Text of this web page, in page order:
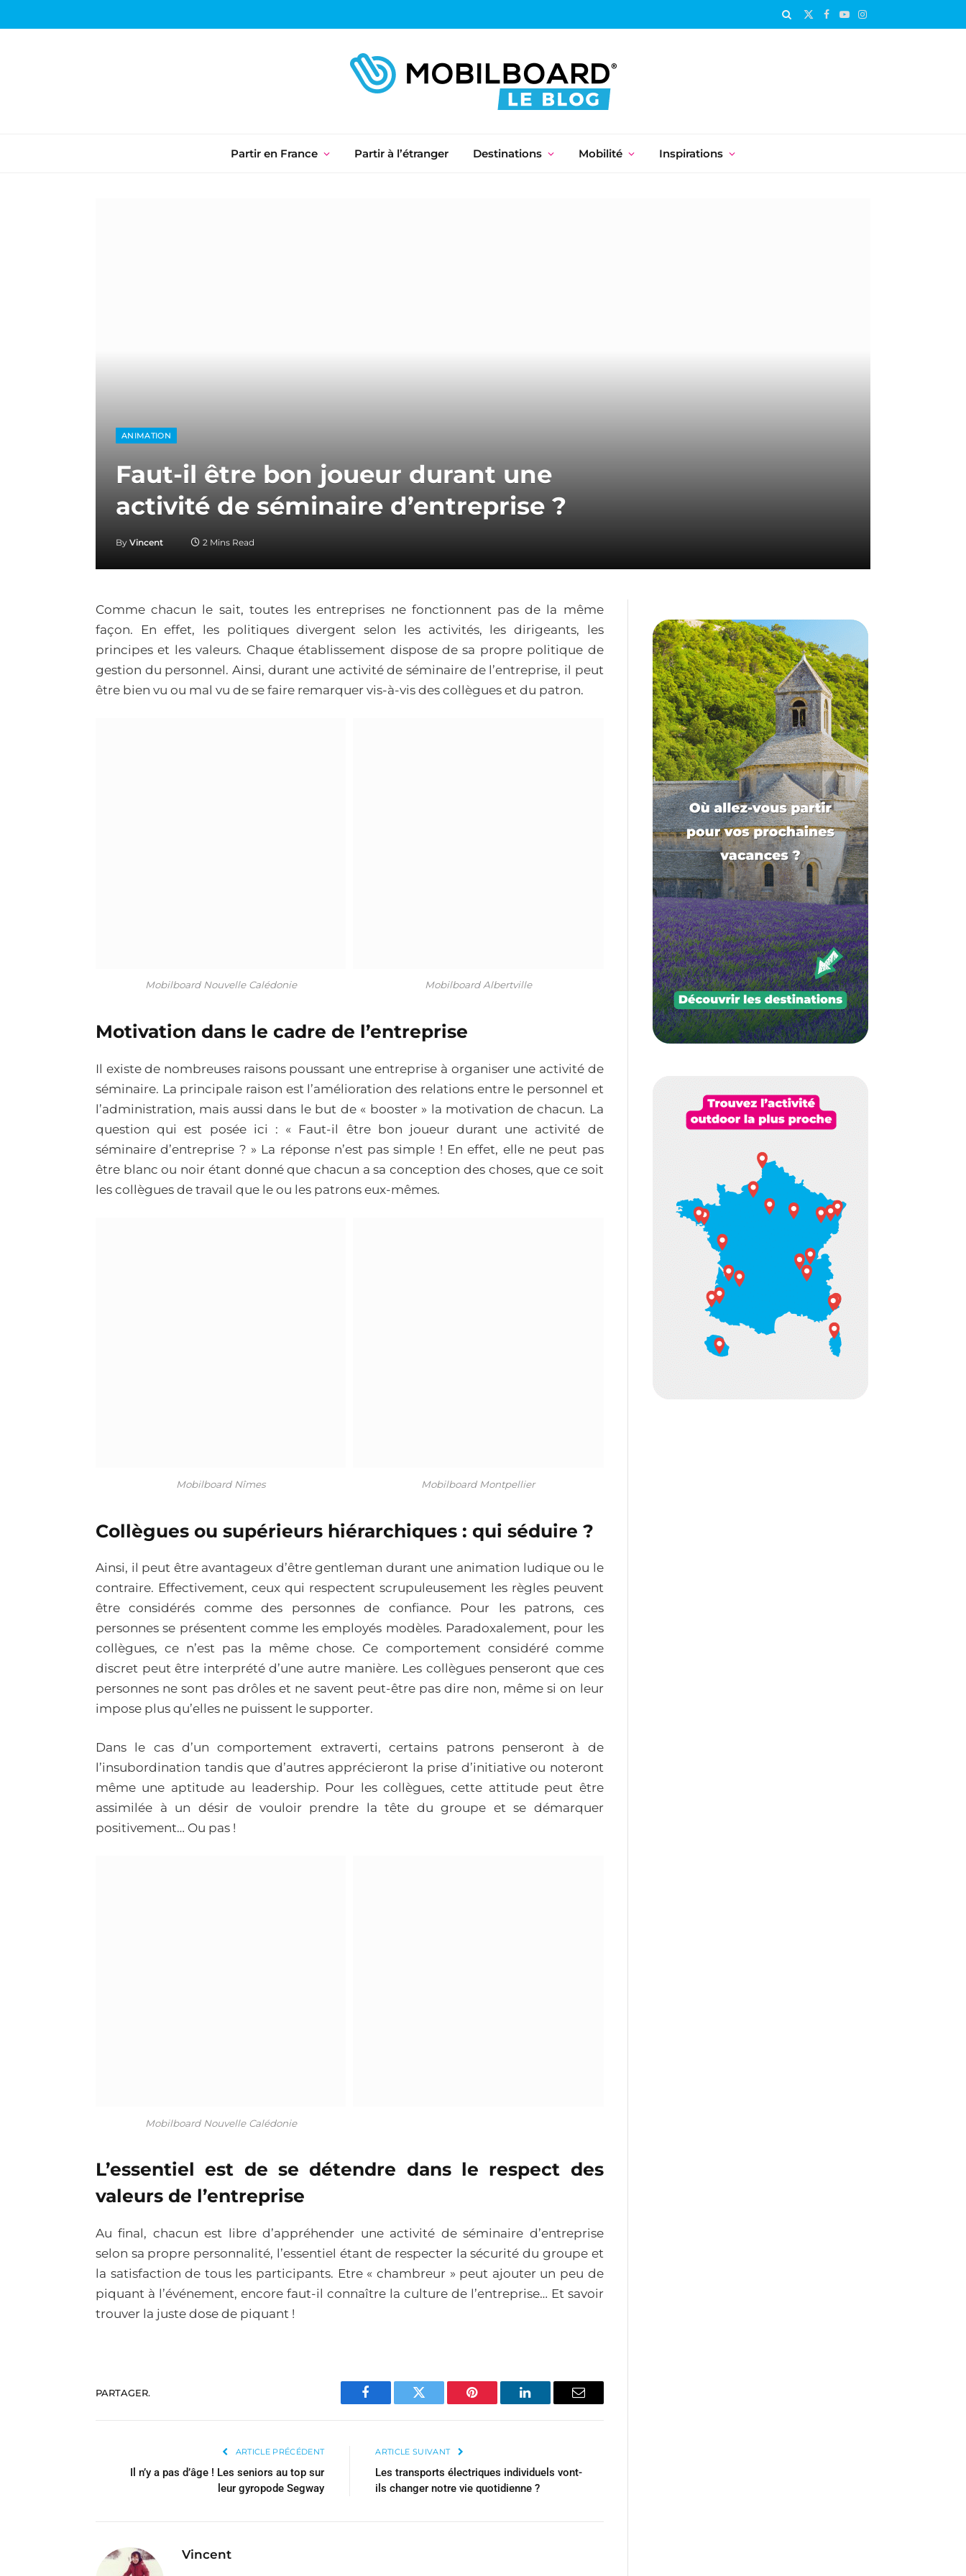
X
Facebook
YouTubeInstagram
Partir en France Partir à l’étranger Destinations Mobilité Inspirations
ANIMATION
Faut-il être bon joueur durant une
activité de séminaire d’entreprise ?
By Vincent 2 Mins Read
Comme chacun le sait, toutes les entreprises ne fonctionnent pas de la même
façon. En effet, les politiques divergent selon les activités, les dirigeants, les
principes et les valeurs. Chaque établissement dispose de sa propre politique de
gestion du personnel. Ainsi, durant une activité de séminaire de l’entreprise, il peut
être bien vu ou mal vu de se faire remarquer vis-à-vis des collègues et du patron.
Mobilboard Nouvelle Calédonie Mobilboard Albertville
Motivation dans le cadre de l’entreprise
Il existe de nombreuses raisons poussant une entreprise à organiser une activité de
séminaire. La principale raison est l’amélioration des relations entre le personnel et
l’administration, mais aussi dans le but de « booster » la motivation de chacun. La
question qui est posée ici : « Faut-il être bon joueur durant une activité de
séminaire d’entreprise ? » La réponse n’est pas simple ! En effet, elle ne peut pas
être blanc ou noir étant donné que chacun a sa conception des choses, que ce soit
les collègues de travail que le ou les patrons eux-mêmes.
Mobilboard Nîmes Mobilboard Montpellier
Collègues ou supérieurs hiérarchiques : qui séduire ?
Ainsi, il peut être avantageux d’être gentleman durant une animation ludique ou le
contraire. Effectivement, ceux qui respectent scrupuleusement les règles peuvent
être considérés comme des personnes de confiance. Pour les patrons, ces
personnes se présentent comme les employés modèles. Paradoxalement, pour les
collègues, ce n’est pas la même chose. Ce comportement considéré comme
discret peut être interprété d’une autre manière. Les collègues penseront que ces
personnes ne sont pas drôles et ne savent peut-être pas dire non, même si on leur
impose plus qu’elles ne puissent le supporter.
Dans le cas d’un comportement extraverti, certains patrons penseront à de
l’insubordination tandis que d’autres apprécieront la prise d’initiative ou noteront
même une aptitude au leadership. Pour les collègues, cette attitude peut être
assimilée à un désir de vouloir prendre la tête du groupe et se démarquer
positivement… Ou pas !
Mobilboard Nouvelle Calédonie
L’essentiel est de se détendre dans le respect des
valeurs de l’entreprise
Au final, chacun est libre d’appréhender une activité de séminaire d’entreprise
selon sa propre personnalité, l’essentiel étant de respecter la sécurité du groupe et
la satisfaction de tous les participants. Etre « chambreur » peut ajouter un peu de
piquant à l’événement, encore faut-il connaître la culture de l’entreprise… Et savoir
trouver la juste dose de piquant !
PARTAGER.
Facebook Twitter Pinterest LinkedIn Email
ARTICLE PRÉCÉDENT
Il n’y a pas d’âge ! Les seniors au top sur
leur gyropode Segway
ARTICLE SUIVANT
Les transports électriques individuels vont-
ils changer notre vie quotidienne ?
Vincent